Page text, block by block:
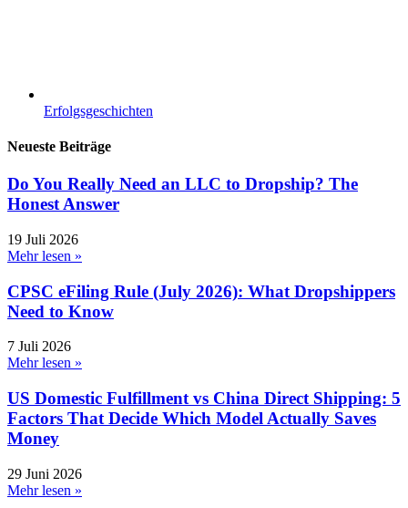
Erfolgsgeschichten
Neueste Beiträge
Do You Really Need an LLC to Dropship? The
Honest Answer
19 Juli 2026
Mehr lesen »
CPSC eFiling Rule (July 2026): What Dropshippers
Need to Know
7 Juli 2026
Mehr lesen »
US Domestic Fulfillment vs China Direct Shipping: 5
Factors That Decide Which Model Actually Saves
Money
29 Juni 2026
Mehr lesen »